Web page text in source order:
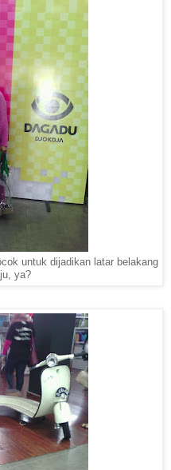
untuk dijadikan latar belakang
ya?